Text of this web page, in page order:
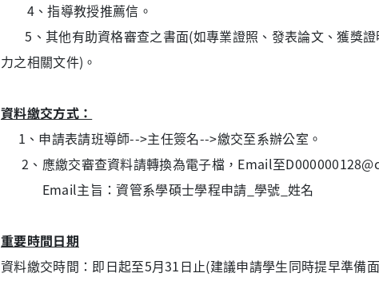
4、指導教授推薦信。
5、其他有助資格審查之書面(如專業證照、發表論文、獲獎
力之相關文件)。
資料繳交方式：
1、申請表請班導師-->主任簽名-->繳交至系辦公室。
2、應繳交審查資料請轉換為電子檔，Email至
Email主旨：資管系學碩士學程申請_學號_姓名
重要時間日期
資料繳交時間：即日起至5月31日止(建議申請學生同時提早準備